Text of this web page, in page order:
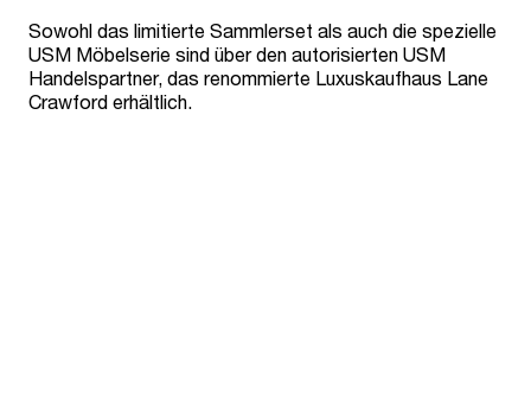
Sowohl das limitierte Sammlerset als auch die spezielle
USM Möbelserie sind über den autorisierten USM
Handelspartner, das renommierte Luxuskaufhaus Lane
Crawford erhältlich.